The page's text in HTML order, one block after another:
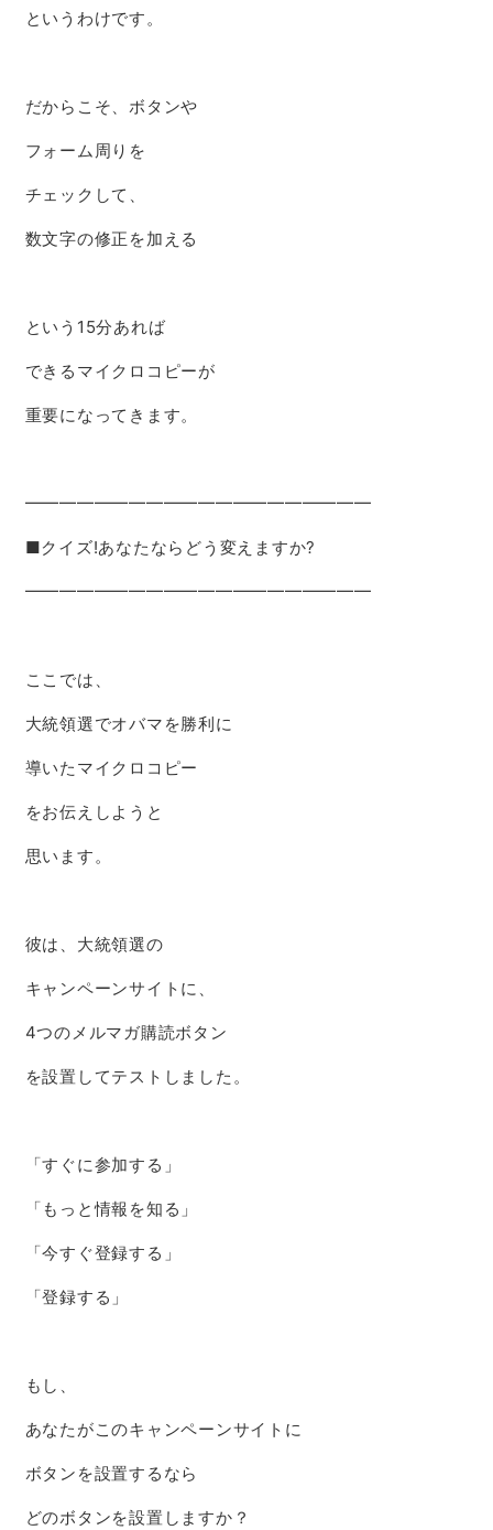
というわけです。
だからこそ、ボタンや
フォーム周りを
チェックして、
数文字の修正を加える
という15分あれば
できるマイクロコピーが
重要になってきます。
━━━━━━━━━━━━━━━━━━━━
■クイズ!あなたならどう変えますか?
━━━━━━━━━━━━━━━━━━━━
ここでは、
大統領選でオバマを勝利に
導いたマイクロコピー
をお伝えしようと
思います。
彼は、大統領選の
キャンペーンサイトに、
4つのメルマガ購読ボタン
を設置してテストしました。
「すぐに参加する」
「もっと情報を知る」
「今すぐ登録する」
「登録する」
もし、
あなたがこのキャンペーンサイトに
ボタンを設置するなら
どのボタンを設置しますか？